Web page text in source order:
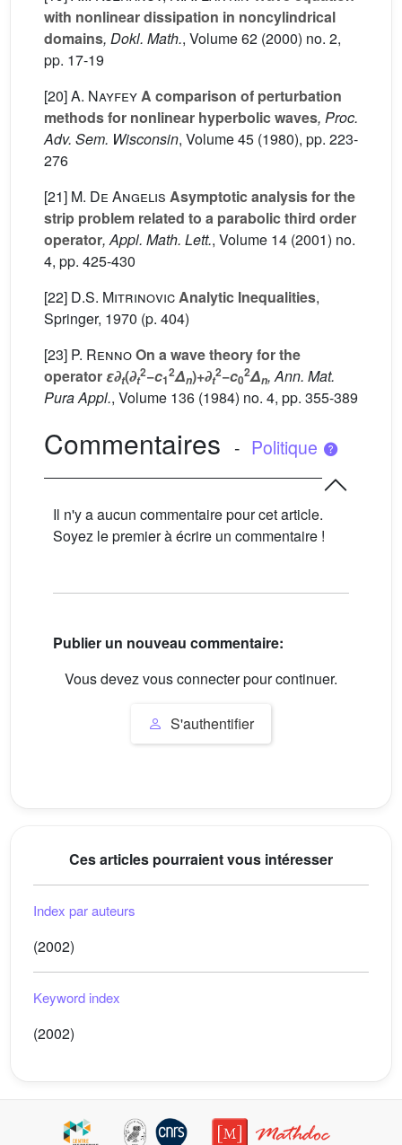
with nonlinear dissipation in noncylindrical
domains, Dokl. Math., Volume 62 (2000) no. 2,
pp. 17-19
[20]A. NayfeyA comparison of perturbation
methods for nonlinear hyperbolic waves, Proc.
Adv. Sem. Wisconsin, Volume 45 (1980), pp. 223-
276
[21] M. De Angelis Asymptotic analysis for the
strip problem related to a parabolic third order
operator, Appl. Math. Lett., Volume 14 (2001) no.
4, pp. 425-430
[22] D.S. MitrinovicAnalytic Inequalities,
Springer, 1970 (p. 404)
[23] P. RennoOn a wave theory for the
operator ε∂t(∂t
2−c12Δn)+∂t
2−c02Δn, Ann. Mat.
Pura Appl., Volume 136 (1984) no. 4, pp. 355-389
Commentaires - Politique
Il n'y a aucun commentaire pour cet article.
Soyez le premier à écrire un commentaire !
Publier un nouveau commentaire:
Vous devez vous connecter pour continuer.
S'authentifier
Ces articles pourraient vous intéresser
Index par auteurs
(2002)
Keyword index
(2002)